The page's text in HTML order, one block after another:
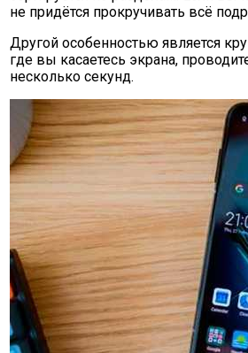
не придётся прокручивать всё
Другой особенностью является
где вы касаетесь экрана,
несколько секунд.